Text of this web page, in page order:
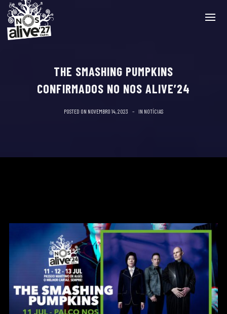
THE SMASHING PUMPKINS
CONFIRMADOS NO NOS ALIVE’24
POSTED ON NOVEMBRO 14, 2023 IN NOTÍCIAS